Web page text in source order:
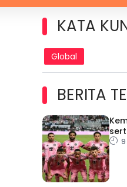
KATA
Global
BERITA